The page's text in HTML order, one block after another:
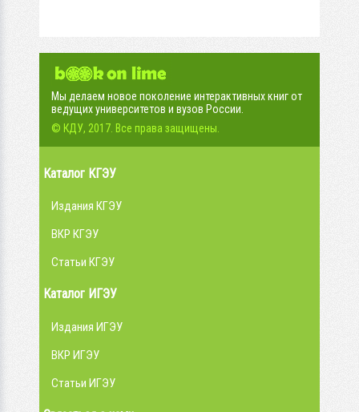
Мы делаем новое поколение интерактивных книг от
ведущих университетов и вузов России.
© КДУ, 2017. Все права защищены.
Каталог КГЭУ
Издания КГЭУ
ВКР КГЭУ
Статьи КГЭУ
Каталог ИГЭУ
Издания ИГЭУ
ВКР ИГЭУ
Статьи ИГЭУ